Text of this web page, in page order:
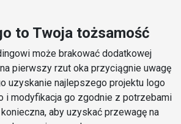
to Twoja tożsamość
może brakować dodatkowej
pierwszy rzut oka przyciągnie uwagę
uzyskanie najlepszego projektu logo
i modyfikacja go zgodnie z potrzebami
aby uzyskać przewagę na